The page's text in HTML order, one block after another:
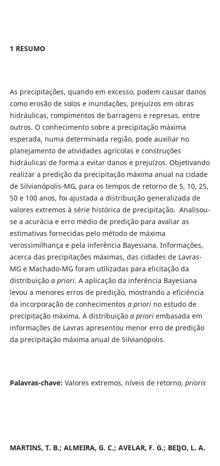
1 RESUMO
As precipitações, quando em excesso, podem causar danos
como erosão de solos e inundações, prejuízos em obras
hidráulicas, rompimentos de barragens e represas, entre
outros. O conhecimento sobre a precipitação máxima
esperada, numa determinada região, pode auxiliar no
planejamento de atividades agrícolas e construções
hidráulicas de forma a evitar danos e prejuízos. Objetivando
realizar a predição da precipitação máxima anual na cidade
de Silvianópolis-MG, para os tempos de retorno de 5, 10, 25,
50 e 100 anos, foi ajustada a distribuição generalizada de
valores extremos à série histórica de precipitação. Analisou-
se a acurácia e erro médio de predição para avaliar as
estimativas fornecidas pelo método de máxima
verossimilhança e pela inferência Bayesiana. Informações,
acerca das precipitações máximas, das cidades de Lavras-
MG e Machado-MG foram utilizadas para elicitação da
distribuição a priori. A aplicação da inferência Bayesiana
levou a menores erros de predição, mostrando a eficiência
da incorporação de conhecimentos a priorino estudo de
precipitação máxima. A distribuição a priori embasada em
informações de Lavras apresentou menor erro de predição
da precipitação máxima anual de Silvianópolis.
Palavras-chave: Valores extremos, níveis de retorno, prioris
MARTINS, T. B.; ALMEIRA, G. C.; AVELAR, F. G.; BEIJO, L. A.